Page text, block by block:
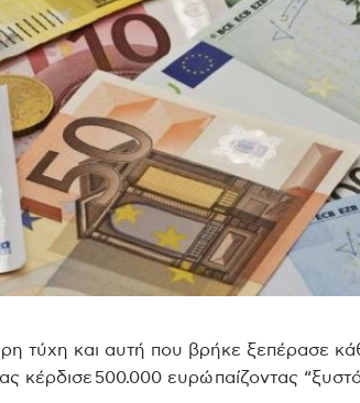
τύχη και αυτή που βρήκε ξεπέρασε
κέρδισε 500.000 ευρώ παίζοντας